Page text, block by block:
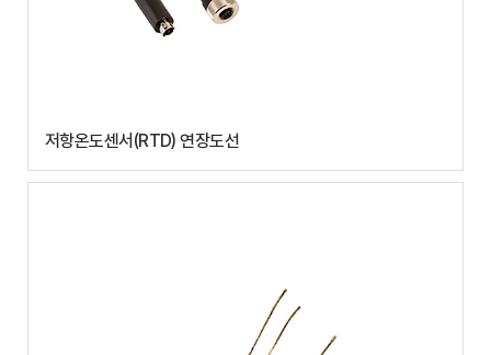
저항온도센서(RTD) 연장도선